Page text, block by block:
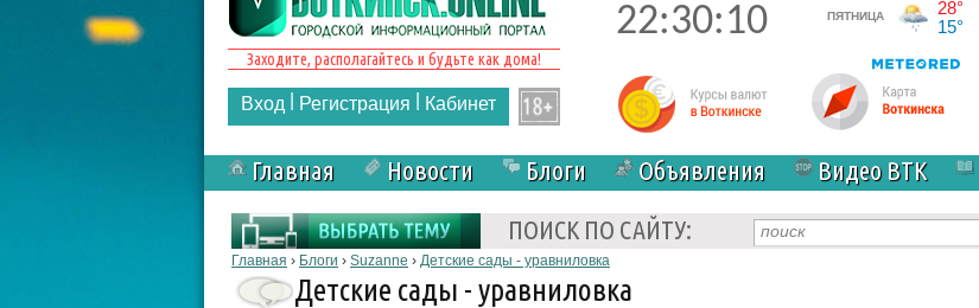
Заходите, располагайтесь и будьте как дома!
Вход Регистрация Кабинет
22:30:10
Главная Новости Блоги Объявления Видео ВТК
ПОИСК ПО САЙТУ:
Форма поиска
Вы здесь
Главная › Блоги › Suzanne › Детские сады - уравниловка
Детские сады - уравниловка